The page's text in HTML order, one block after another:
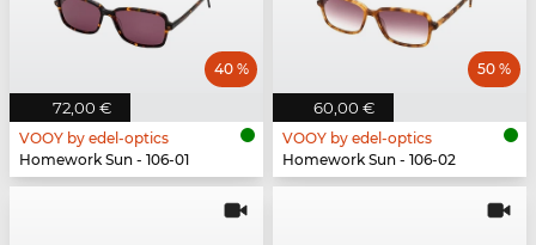
72,00 €
40 %
VOOY by edel-optics
Homework Sun - 106-01
60,00 €
50 %
VOOY by edel-optics
Homework Sun - 106-02